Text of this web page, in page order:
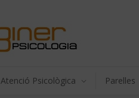
Atenció Psicològica Parelles